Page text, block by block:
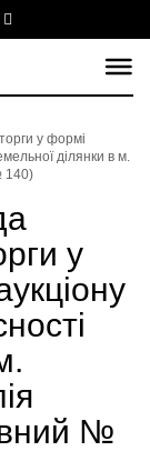
у формі
ділянки в м.
140)
у
№